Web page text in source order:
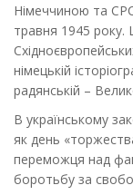
Німеччиною та
травня 1945 року.
німецькій
радянській –
В українському
як день
переможця над
боротьбу за